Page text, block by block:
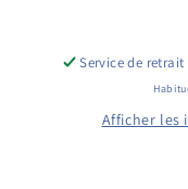
Service de
Afficher les